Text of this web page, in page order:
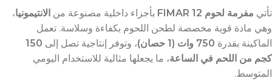
تأتي مفرمة لحوم 12 FIMAR بأجزاء داخلية مصنوعة من الانتيمونيا،
وهي مادة قوية مخصصة لطحن اللحوم بكفاءة وسلاسة. تعمل
الماكينة بقدرة 750 وات (1 حصان) ، وتوفر إنتاجية تصل إلى 150
كجم من اللحم في الساعة، ما يجعلها مثالية للاستخدام اليومي
المتوسط.